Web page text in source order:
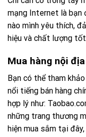
mạng Internet là bạn
nào mình yêu thích,
hiệu và chất lượng
Mua hàng nội
Bạn có thể tham
nổi tiếng bán hàng
hợp lý như:
những trang thương
hiện mua sắm tại